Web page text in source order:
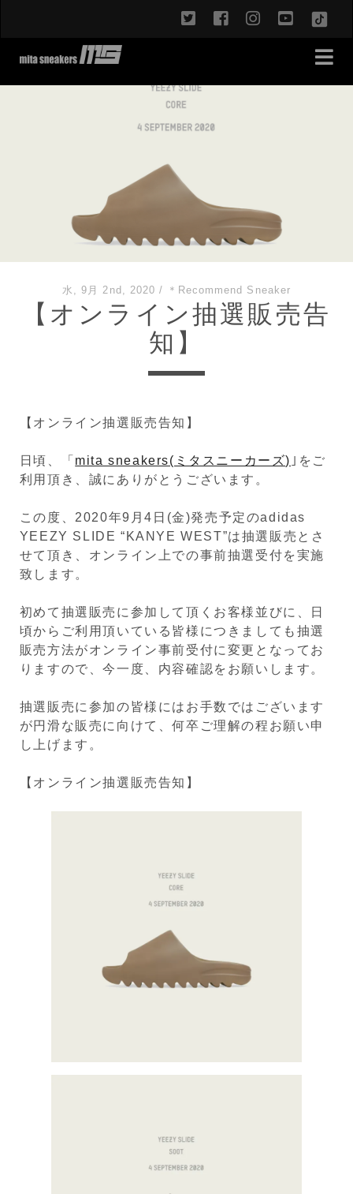
twitterfacebookinstagram
水, 9月 2nd, 2020 / ＊Recommend Sneaker
【オンライン抽選販売告
知】
【オンライン抽選販売告知】
日頃、「 mita sneakers(ミタスニーカーズ) ｣をご
利用頂き、誠にありがとうございます。
この度、2020年9月4日(金)発売予定のadidas
YEEZY SLIDE “KANYE WEST”は抽選販売とさ
せて頂き、オンライン上での事前抽選受付を実施
致します。
初めて抽選販売に参加して頂くお客様並びに、日
頃からご利用頂いている皆様につきましても抽選
販売方法がオンライン事前受付に変更となってお
りますので、今一度、内容確認をお願いします。
抽選販売に参加の皆様にはお手数ではございます
が円滑な販売に向けて、何卒ご理解の程お願い申
し上げます。
【オンライン抽選販売告知】